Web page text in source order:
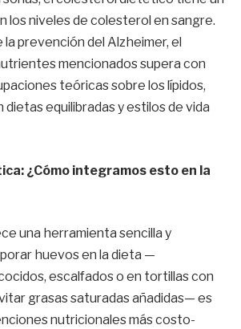
los niveles de colesterol en sangre.
prevención del Alzheimer, el
mencionados supera con
teóricas sobre los lípidos,
equilibradas y estilos de vida
¿Cómo integramos esto en la
una herramienta sencilla y
huevos en la dieta —
escalfados o en tortillas con
grasas saturadas añadidas— es
nutricionales más costo-